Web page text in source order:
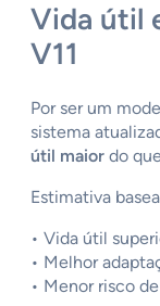
Vida útil
V11
Por ser um
sistema
útil maior do
Estimativa
• Vida útil
• Melhor
• Menor risco